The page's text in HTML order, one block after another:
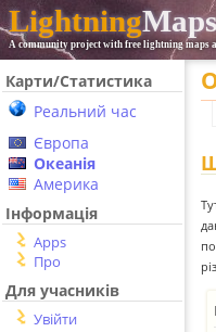
Lightning
A community project with free lightning maps
Карти/Статистика
Реальний час
Європа
Океанія
Америка
Інформація
Apps
Про
Для учасників
Увійти